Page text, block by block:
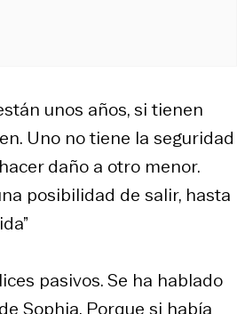
unos años, si tienen
Uno no tiene la seguridad
daño a otro menor.
posibilidad de salir, hasta
pasivos. Se ha hablado
Sophia. Porque si había